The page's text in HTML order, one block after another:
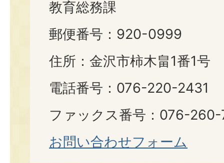
教育総務課
郵便番号：920-0999
住所：金沢市柿木畠1番1号
電話番号：076-220-2431
ファックス番号：076-
お問い合わせフォーム